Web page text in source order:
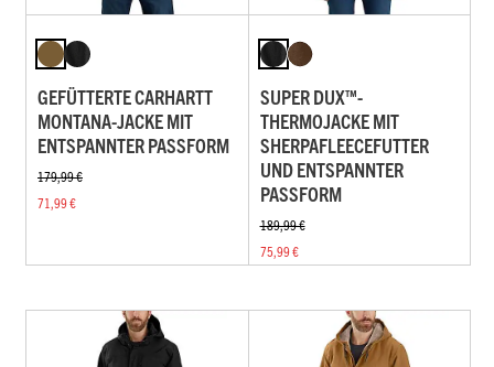
GEFÜTTERTE CARHARTT
MONTANA-JACKE MIT
ENTSPANNTER PASSFORM
179,99 €
71,99 €
SUPER DUX™-
THERMOJACKE MIT
SHERPAFLEECEFUTTER
UND ENTSPANNTER
PASSFORM
189,99 €
75,99 €